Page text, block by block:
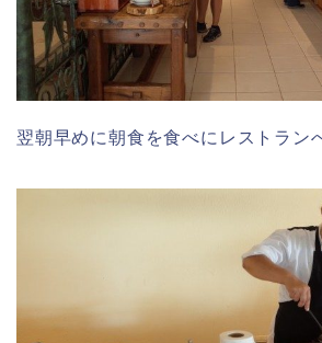
翌朝早めに朝食を食べにレストラン